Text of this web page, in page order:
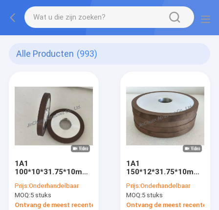
Alle Producten (993)
1A1
100*10*31.75*10mm
Diamant slijpwiel
voor precisie
slijptoepassing
Prijs:Onderhandelbaar
MOQ:5 stuks
Ontvang de meest recente Prijs
1A1
150*12*31.75*10mm
Harsbindingsdiamanten
slijpwiel
Prijs:Onderhandelbaar
MOQ:5 stuks
Ontvang de meest recente